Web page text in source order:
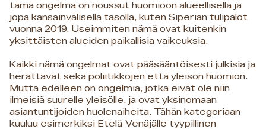
tämä ongelma on noussut huomioon alueellisella ja
jopa kansainvälisella tasolla, kuten Siperian tulipalot
vuonna 2019. Useimmiten nämä ovat kuitenkin
yksittäisten alueiden paikallisia vaikeuksia.
Kaikki nämä ongelmat ovat pääsääntöisesti julkisia ja
herättävät sekä poliitikkojen että yleisön huomion.
Mutta edelleen on ongelmia, jotka eivät ole niin
ilmeisiä suurelle yleisölle, ja ovat yksinomaan
asiantuntijoiden huolenaiheita. Tähän kategoriaan
kuuluu esimerkiksi Etelä-Venäjälle tyypillinen